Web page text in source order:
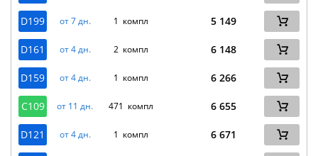
D199 от 7 дн. 1 компл 5 149
D161 от 4 дн. 2 компл 6 148
D159 от 4 дн. 1 компл 6 266
C109 от 11 дн. 471 компл 6 655
D121 от 4 дн. 1 компл 6 671